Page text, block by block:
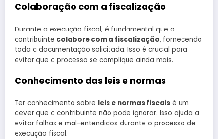
Colaboração com a fiscalização
Durante a execução fiscal, é fundamental que o
contribuinte colabore com a fiscalização, fornecendo
toda a documentação solicitada. Isso é crucial para
evitar que o processo se complique ainda mais.
Conhecimento das leis e normas
Ter conhecimento sobre leis e normas fiscais é um
dever que o contribuinte não pode ignorar. Isso ajuda a
evitar falhas e mal-entendidos durante o processo de
execução fiscal.